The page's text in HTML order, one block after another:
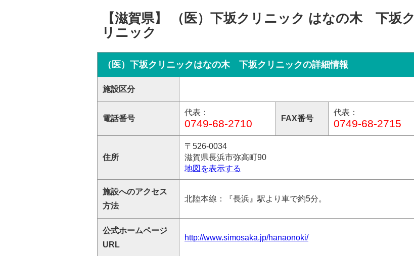
【滋賀県】 （医）下坂クリニック はなの木 下坂ク
リニック
（医）下坂クリニックはなの木 下坂クリニックの詳細情報
施設区分
電話番号
代表：
0749-68-2710 FAX番号
代表：
0749-68-2715
住所
〒526-0034
滋賀県長浜市弥高町90
地図を表示する
施設へのアクセス
方法
北陸本線：『長浜』駅より車で約5分。
公式ホームページ
URL
http://www.simosaka.jp/hanaonoki/